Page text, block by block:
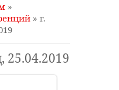
»
» г.
25.04.2019